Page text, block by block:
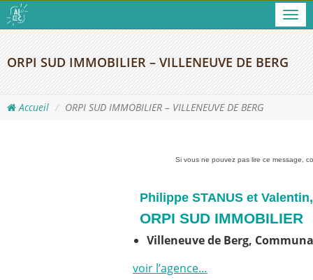
ORPI SUD IMMOBILIER – VILLENEUVE DE BERG
Accueil ORPI SUD IMMOBILIER – VILLENEUVE DE BERG
Si vous ne pouvez pas lire ce message,
Philippe STANUS et
ORPI SUD IMMOBILIER
Villeneuve de Berg,
voir l’agence…